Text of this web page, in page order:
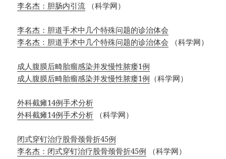
李名杰：胆肠内引流 （科学网）
李名杰：胆道手术中几个特殊问题的诊治体会
李名杰：胆道手术中几个特殊问题的诊治体会 （科学网）
成人腹膜后畸胎瘤感染并发慢性脓瘘1例
成人腹膜后畸胎瘤感染并发慢性脓瘘1例 （科学网）
外科截瘫14例手术分析
外科截瘫14例手术分析 （科学网）
闭式穿钉治疗股骨颈骨折45例
李名杰：闭式穿钉治疗股骨颈骨折45例 （科学网）